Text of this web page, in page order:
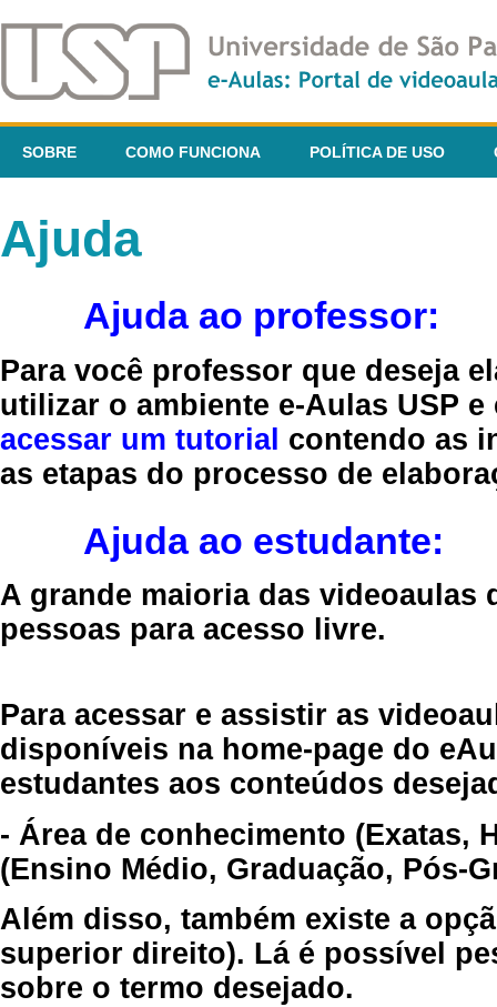
SOBRE COMO FUNCIONA POLÍTICA DE USO
Ajuda
Ajuda ao professor:
Para você professor que deseja
utilizar o ambiente e-Aulas USP
acessar um tutorial contendo as
as etapas do processo de
Ajuda ao estudante:
A grande maioria das videoaulas
pessoas para acesso livre.
Para acessar e assistir as
disponíveis na home-page do
estudantes aos conteúdos
- Área de conhecimento (Exatas,
(Ensino Médio, Graduação, Pós-
Além disso, também existe a
superior direito). Lá é possível
sobre o termo desejado.